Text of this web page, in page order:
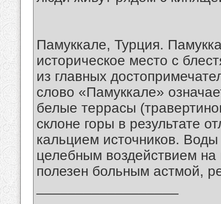
Памуккале, Турция.
историческое место с
из главных
слово «Памуккале»
белые террасы
склоне горы в результате
кальцием источников.
целебным воздействием на
полезен больным астмой,